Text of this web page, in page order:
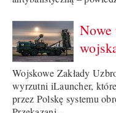
Wojskowe Zakłady
wyrzutni iLauncher,
przez Polskę systemu